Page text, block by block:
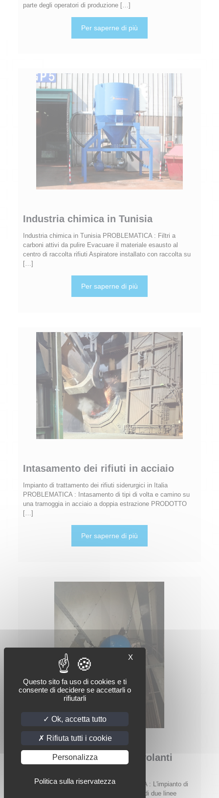
parte degli operatori di produzione[…]
Per saperne di più
Industria chimica in Tunisia
Industria chimica in Tunisia PROBLEMATICA : Filtri a
carboni attivi da pulire Evacuare il materiale esausto al
centro di raccolta rifiuti Aspiratore installato con raccolta su
[…]
Per saperne di più
Intasamento dei rifiuti in acciaio
Impianto di trattamento dei rifiuti siderurgici in Italia
PROBLEMATICA : Intasamento di tipi di volta e camino su
una tramoggia in acciaio a doppia estrazione PRODOTTO
[…]
Per saperne di più
Intasamento delle ceneri volanti
nell’incenerimento
Impianto di incenerimento PROBLEMATICA : L'impianto di
incenerimento HIM di Biebesheim dispone di due linee
X
Questo sito fa uso di cookies e ti
consente di decidere se accettarli o
rifiutarli
Ok, accetta tutto
Rifiuta tutti i cookie
Personalizza
Politica sulla riservatezza